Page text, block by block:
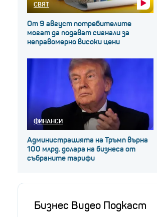
СВЯТ
От 9 август потребителите
могат да подават сигнали за
неправомерно високи цени
ФИНАНСИ
Администрацията на Тръмп върна
100 млрд. долара на бизнеса от
събраните тарифи
Бизнес Видео Подкаст